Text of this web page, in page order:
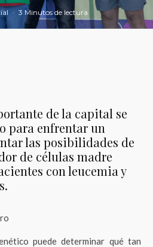
· 3 Minutos de lectura
de la capital se
para enfrentar un
las posibilidades de
de células madre
con leucemia y
puede determinar qué tan